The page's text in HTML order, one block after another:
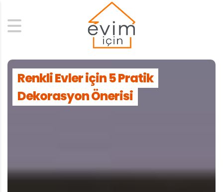
Search
Renkli Evler için 5 Pratik
Dekorasyon Önerisi